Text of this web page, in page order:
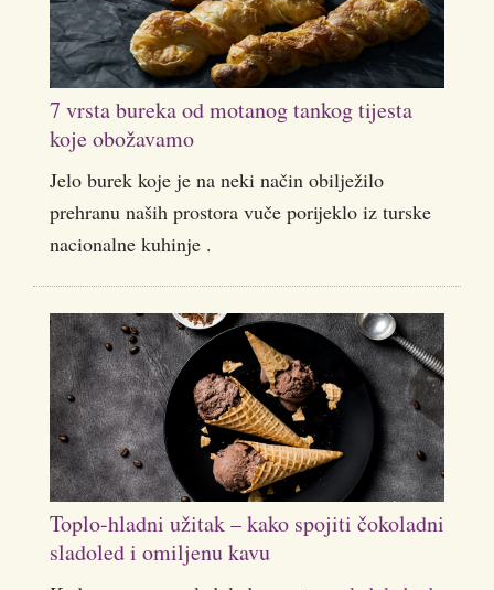
7 vrsta bureka od motanog tankog tijesta
koje obožavamo
Jelo burek koje je na neki način obilježilo
prehranu naših prostora vuče porijeklo iz turske
nacionalne kuhinje .
Toplo-hladni užitak – kako spojiti čokoladni
sladoled i omiljenu kavu